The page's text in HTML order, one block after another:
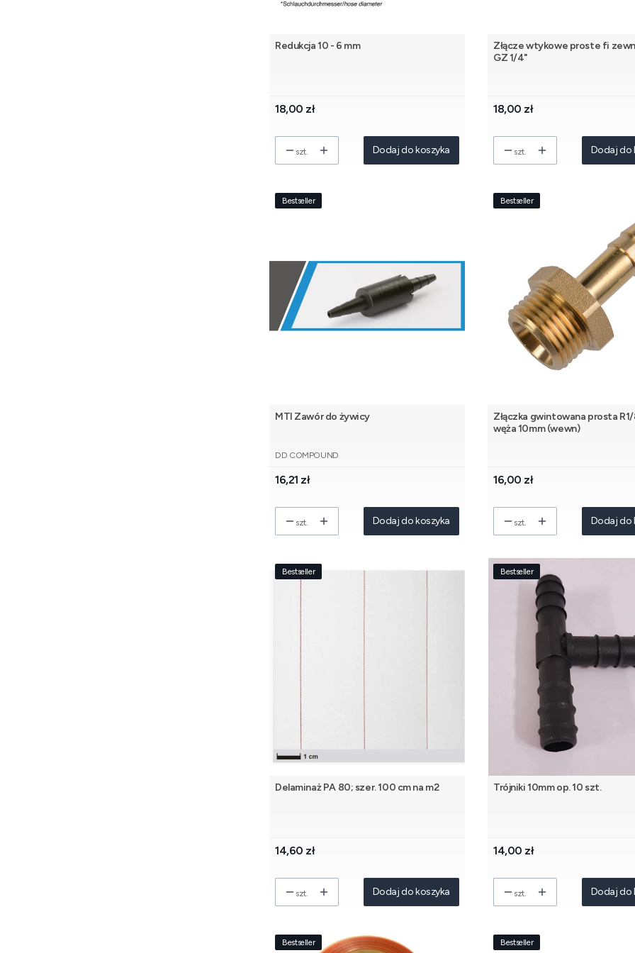
Redukcja 10 - 6 mm
Cena
18,00 zł
szt. Dodaj do koszyka
Złącze wtykowe proste fi
GZ 1/4"
Cena
18,00 zł
szt. Dodaj do
Bestseller
MTI Zawór do żywicy
PRODUCENT
DD COMPOUND
Cena
16,21 zł
szt. Dodaj do koszyka
Bestseller
Złączka gwintowana prosta
węża 10mm (wewn)
Cena
16,00 zł
szt. Dodaj do
Bestseller
Delaminaż PA 80; szer. 100 cm na m2
Cena
14,60 zł
szt. Dodaj do koszyka
Bestseller
Trójniki 10mm op. 10 szt.
Cena
14,00 zł
szt. Dodaj do
Bestseller Bestseller